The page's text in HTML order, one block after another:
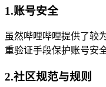
1.账号安全
虽然哔哩哔哩提供了较
重验证手段保护账号安全
2.社区规范与规则